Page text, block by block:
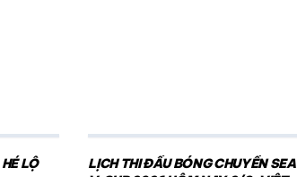
LỘ
LỊCH THI ĐẤU BÓNG CHUYỀN SEA